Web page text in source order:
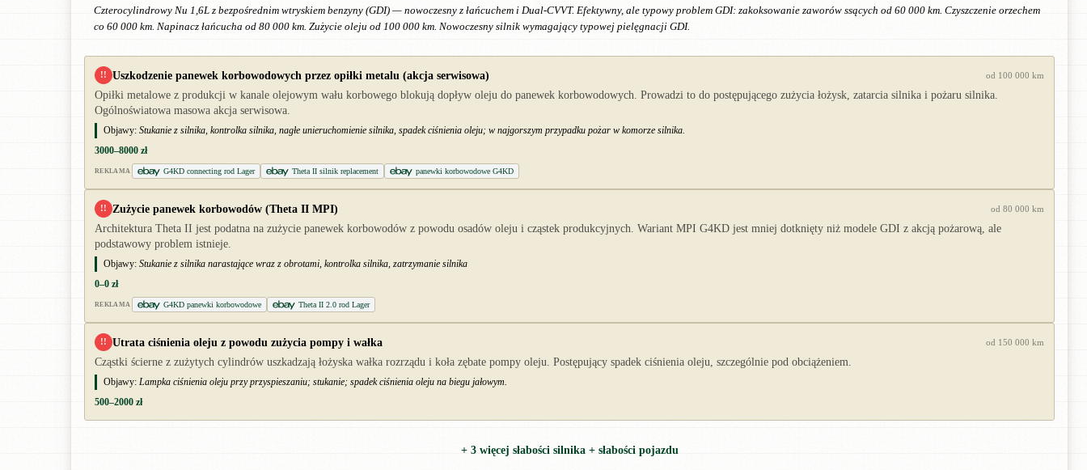
Czterocylindrowy Nu 1,6L z bezpośrednim wtryskiem benzyny (GDI) — nowoczesny z łańcuchem i Dual-CVVT. Efektywny, ale typowy problem GDI: zakoksowanie zaworów ssących od 60 000 km. Czyszczenie orzechem
co 60 000 km. Napinacz łańcucha od 80 000 km. Zużycie oleju od 100 000 km. Nowoczesny silnik wymagający typowej pielęgnacji GDI.
!! Uszkodzenie panewek korbowodowych przez opiłki metalu (akcja serwisowa) od 100 000 km
Opiłki metalowe z produkcji w kanale olejowym wału korbowego blokują dopływ oleju do panewek korbowodowych. Prowadzi to do postępującego zużycia łożysk, zatarcia silnika i pożaru silnika.
Ogólnoświatowa masowa akcja serwisowa.
Objawy: Stukanie z silnika, kontrolka silnika, nagłe unieruchomienie silnika, spadek ciśnienia oleju; w najgorszym przypadku pożar w komorze silnika.
3000–8000 zł
REKLAMA G4KD connecting rod Lager Theta II silnik replacement panewki korbowodowe G4KD
!! Zużycie panewek korbowodów (Theta II MPI) od 80 000 km
Architektura Theta II jest podatna na zużycie panewek korbowodów z powodu osadów oleju i cząstek produkcyjnych. Wariant MPI G4KD jest mniej dotknięty niż modele GDI z akcją pożarową, ale
podstawowy problem istnieje.
Objawy: Stukanie z silnika narastające wraz z obrotami, kontrolka silnika, zatrzymanie silnika
0–0 zł
REKLAMA G4KD panewki korbowodowe Theta II 2.0 rod Lager
!! Utrata ciśnienia oleju z powodu zużycia pompy i wałka od 150 000 km
Cząstki ścierne z zużytych cylindrów uszkadzają łożyska wałka rozrządu i koła zębate pompy oleju. Postępujący spadek ciśnienia oleju, szczególnie pod obciążeniem.
Objawy: Lampka ciśnienia oleju przy przyspieszaniu; stukanie; spadek ciśnienia oleju na biegu jałowym.
500–2000 zł
+ 3 więcej słabości silnika + słabości pojazdu